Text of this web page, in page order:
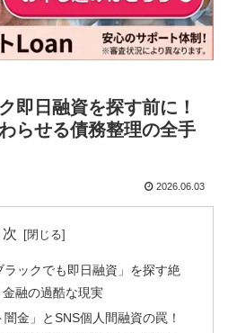
即日融資を探す前に！
らせる債務整理の全手
2026.06.03
次
ックでも即日融資」を探す絶
融の過酷な現実
金」とSNS個人間融資の罠！